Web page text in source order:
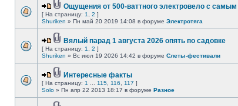
Ощущения от 500-ваттного электровело с
[ На страницу: 1 2 ]
Shuriken » Пн май 20 2019 14:08 в форуме Электротяга
Вялый парад 1 августа 2026 опять по садовке
[ На страницу: 1 2 ]
Shuriken » Вс июл 19 2026 14:42 в форуме Слеты-фестивали
Интересные факты
[ На страницу: 1 115 116 117 ]
Solo » Пн апр 22 2013 18:17 в форуме Разное